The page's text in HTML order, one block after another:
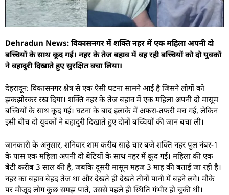
Dehradun News: विकासनगर में शक्ति नहर में एक महिला अपनी दो
बच्चियों के साथ कूद गई। नहर के तेज बहाव में बह रही बच्चियों को दो युवकों
ने बहादुरी दिखाते हुए सुरक्षित बचा लिया।
देहरादून: विकासनगर क्षेत्र से एक ऐसी घटना सामने आई है जिसने लोगों को
झकझोरकर रख दिया। शक्ति नहर के तेज बहाव में एक महिला अपनी दो मासूम
बच्चियों के साथ कूद गई। घटना के बाद इलाके में अफरा-तफरी मच गई, लेकिन
इसी बीच दो युवकों ने बहादुरी दिखाते हुए दोनों बच्चियों की जान बचा ली।
जानकारी के अनुसार, शनिवार शाम करीब साढ़े चार बजे शक्ति नहर पुल नंबर-1
के पास एक महिला अपनी दो बेटियों के साथ नहर में कूद गई। महिला की एक
बेटी करीब 3 साल की है, जबकि दूसरी मासूम महज 3 माह की बताई जा रही है।
नहर का बहाव बेहद तेज था और देखते ही देखते तीनों पानी में बहने लगे। मौके
पर मौजूद लोग कुछ समझ पाते, उससे पहले ही स्थिति गंभीर हो चुकी थी।